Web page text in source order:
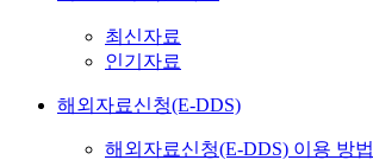
최신자료
인기자료
해외자료신청(E-DDS)
해외자료신청(E-DDS) 이용 방법